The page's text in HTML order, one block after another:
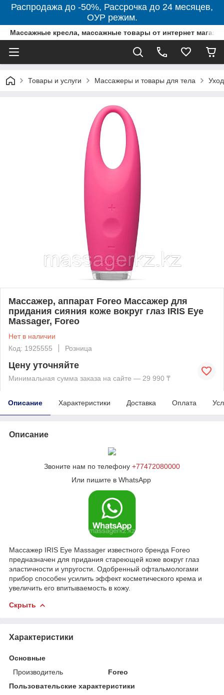
Распродажа до -50%, Рассрочка до 24 месяцев,
ОУР режим.
Массажные кресла, массажные товары от интернет
Товары и услуги Массажеры и товары для тела
Массажер, аппарат Foreo Массажер для
придания сияния коже вокруг глаз IRIS Eye
Massager, Foreo
Нет в наличии
Код: 1925555
Розница
Цену уточняйте
Минимальная сумма заказа на сайте — 29 990 ₸
Описание Характеристики Доставка Оплата
Описание
Звоните нам по телефону +77472080000
Или пишите в WhatsApp
Массажер IRIS Eye Massager известного бренда Foreo
предназначен для придания стареющей коже вокруг глаз
эластичности и упругости. Одобренный офтальмологами
прибор способен усилить эффект косметического крема и
увеличить его впитываемость в кожу.
Скрыть
Характеристики
Основные
Производитель
Foreo
Пользовательские характеристики